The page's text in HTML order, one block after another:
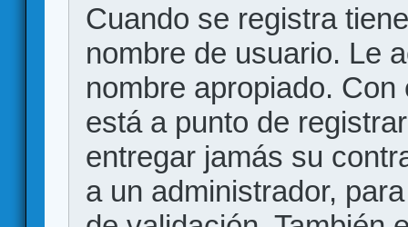
Cuando se registra
nombre de usuario. Le
nombre apropiado.
está a punto de
entregar jamás su
a un administrador,